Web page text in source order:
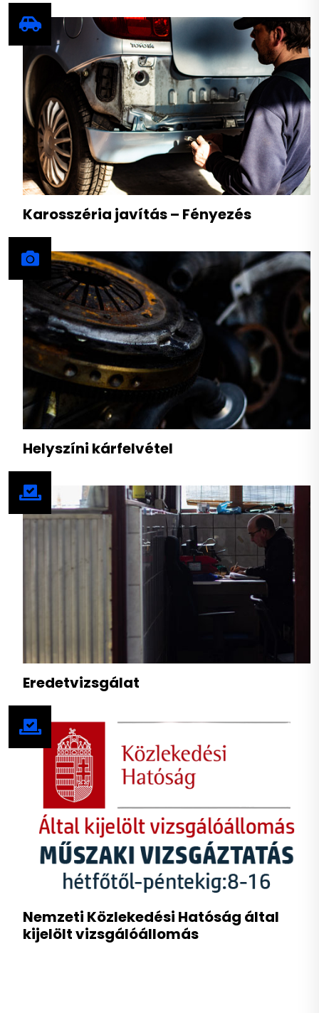
Karosszéria javítás – Fényezés
Helyszíni kárfelvétel
Eredetvizsgálat
Nemzeti Közlekedési Hatóság által
kijelölt vizsgálóállomás